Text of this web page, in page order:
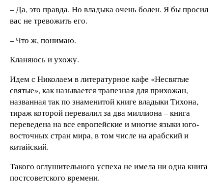
– Да, это правда. Но владыка очень болен. Я бы просил
вас не тревожить его.
– Что ж, понимаю.
Кланяюсь и ухожу.
Идем с Николаем в литературное кафе «Несвятые
святые», как называется трапезная для прихожан,
названная так по знаменитой книге владыки Тихона,
тираж которой перевалил за два миллиона – книга
переведена на все европейские и многие языки юго-
восточных стран мира, в том числе на арабский и
китайский.
Такого оглушительного успеха не имела ни одна книга
постсоветского времени.